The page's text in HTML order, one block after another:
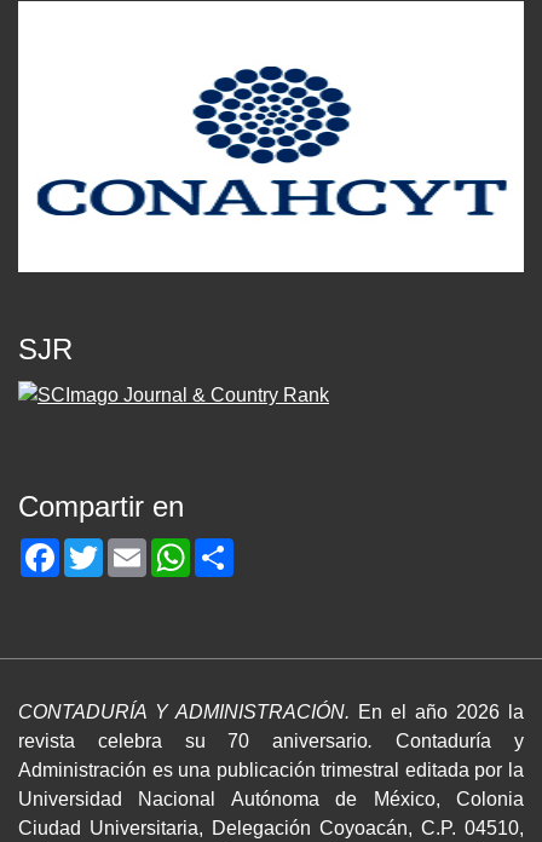
SJR
Compartir en
Facebook
TwitterEmailWhatsApp
CONTADURÍA Y ADMINISTRACIÓN. En el año 2026 la
revista celebra su 70 aniversario.Contaduría y
Administración es una publicación trimestral editada por la
Universidad Nacional Autónoma de México, Colonia
Ciudad Universitaria, Delegación Coyoacán, C.P. 04510,